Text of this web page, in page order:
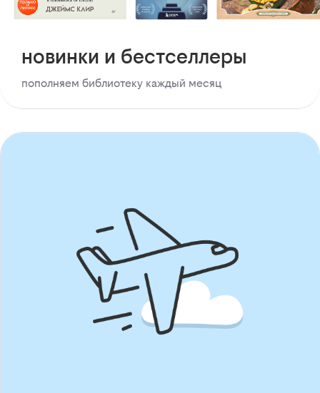
новинки и бестселлеры
пополняем библиотеку каждый месяц